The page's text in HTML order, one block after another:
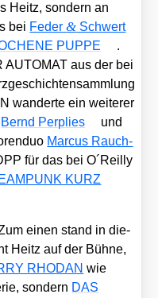
Heitz, son­dern an
bei Feder& Schwert
PUPPE
.
AUTOMAT aus der bei
wan­der­te ein wei­te­rer
Bernd Perp­li­es
und
Mar­cus Rauch­
für das bei O´Reilly
KURZ
einen stand in die­
Heitz auf der Büh­ne,
RHODAN wie
son­dern DAS